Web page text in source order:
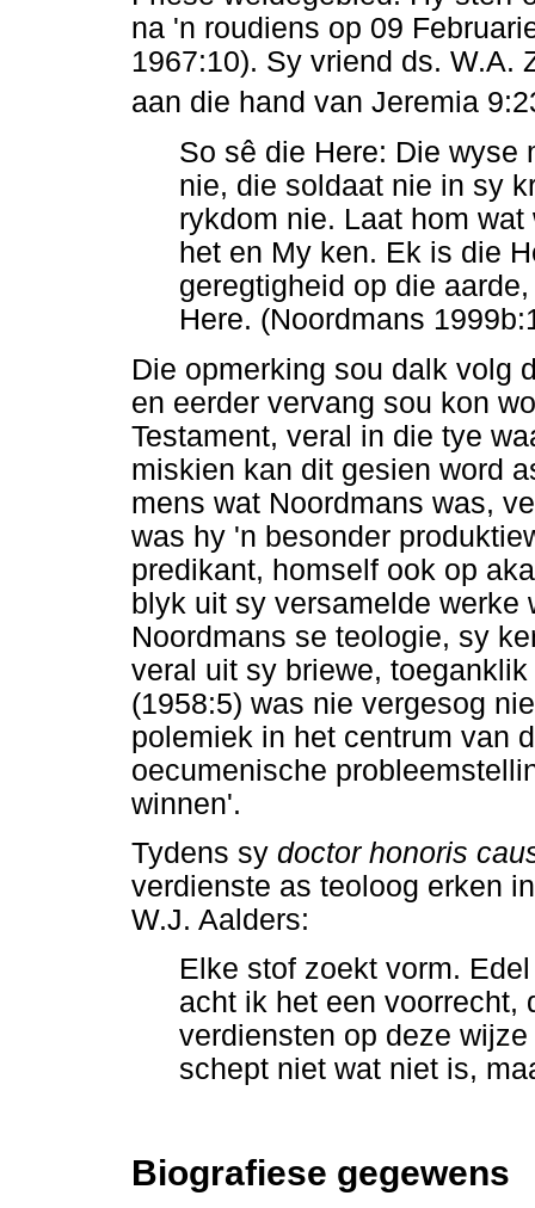
na 'n roudiens op 09
1967:10). Sy vriend ds. W.A.
aan die hand van Jeremia
So sê die Here: Die wyse
nie, die soldaat nie in sy
rykdom nie. Laat hom
het en My ken. Ek is die
geregtigheid op die
Here. (Noordmans
Die opmerking sou dalk volg
en eerder vervang sou kon
Testament, veral in die tye
miskien kan dit gesien word
mens wat Noordmans was,
was hy 'n besonder
predikant, homself ook op
blyk uit sy versamelde werke
Noordmans se teologie, sy
veral uit sy briewe,
(1958:5) was nie vergesog
polemiek in het centrum van
oecumenische
winnen'.
Tydens sy doctor honoris
verdienste as teoloog erken
W.J. Aalders:
Elke stof zoekt vorm.
acht ik het een voorrecht,
verdiensten op deze
schept niet wat niet is,
Biografiese gegewens